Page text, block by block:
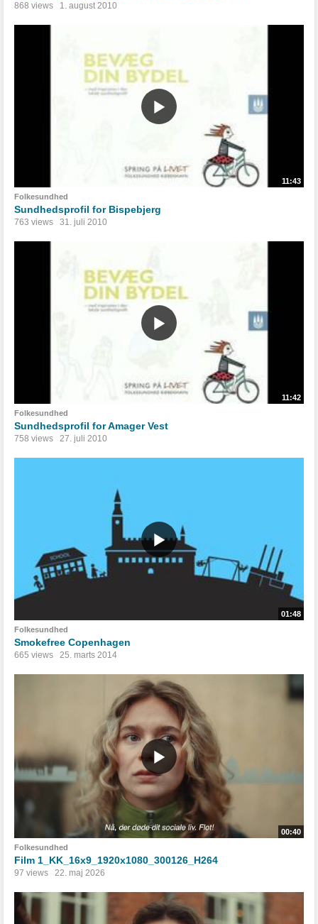
868 views 1. august 2010
11:43
Folkesundhed
Sundhedsprofil for Bispebjerg
763 views 31. juli 2010
11:42
Folkesundhed
Sundhedsprofil for Amager Vest
758 views 27. juli 2010
01:48
Folkesundhed
Smokefree Copenhagen
665 views 25. marts 2014
00:40
Folkesundhed
Film 1_KK_16x9_1920x1080_300126_H264
97 views 22. maj 2026